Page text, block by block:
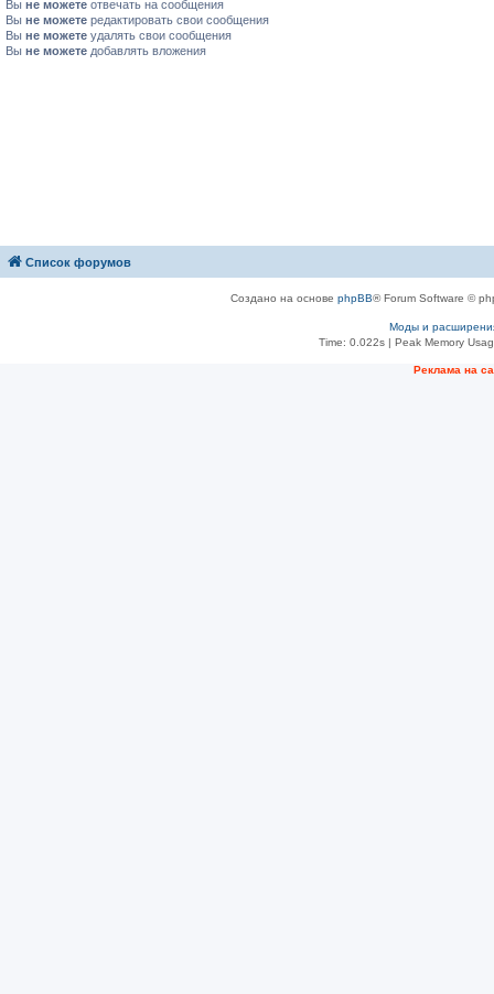
Вы не можете отвечать на сообщения
Вы не можете редактировать свои сообщения
Вы не можете удалять свои сообщения
Вы не можете добавлять вложения
Список форумов
Создано на основе phpBB® Forum Software ©
Моды и
Time: 0.022s| Peak Memory
Рeклама на